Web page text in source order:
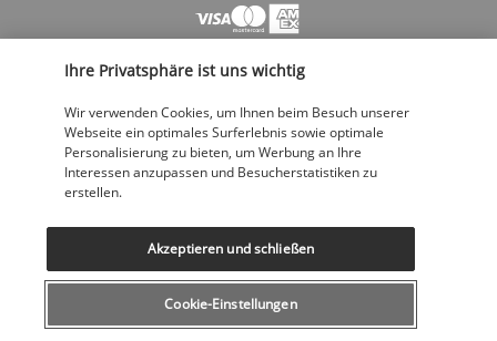
FOLGEN SIE UNS
KONTAKTIEREN SIE UNS
Ihre Privatsphäre ist uns wichtig
Wir verwenden Cookies, um Ihnen beim Besuch unserer
Webseite ein optimales Surferlebnis sowie optimale
Personalisierung zu bieten, um Werbung an Ihre
Interessen anzupassen und Besucherstatistiken zu
erstellen.
Cookie-Einstellungen
Akzeptieren und schließen